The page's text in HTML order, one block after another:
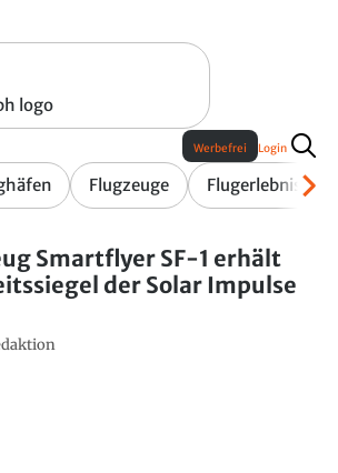
logo
Flugzeuge Flugerlebnis
Werbefrei Login
Smartflyer SF-1 erhält
der Solar Impulse